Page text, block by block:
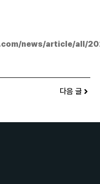
news/article/all/
다음 글